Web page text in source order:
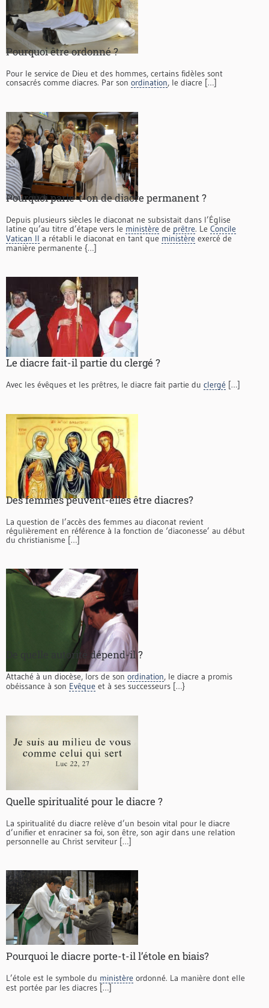
Pourquoi être ordonné ?
Pour le service de Dieu et des hommes, certains fidèles sont
consacrés comme diacres. Par son ordination, le diacre […]
Pourquoi parle-t-on de diacre permanent ?
Depuis plusieurs siècles le diaconat ne subsistait dans l’Église
latine qu’au titre d’étape vers le ministère de prêtre. Le Concile
Vatican II a rétabli le diaconat en tant que ministère exercé de
manière permanente {…]
Le diacre fait-il partie du clergé ?
Avec les évêques et les prêtres, le diacre fait partie du clergé […]
Des femmes peuvent-elles être diacres?
La question de l’accès des femmes au diaconat revient
régulièrement en référence à la fonction de ‘diaconesse’ au début
du christianisme […]
De quelle autorité dépend-il ?
Attaché à un diocèse, lors de son ordination, le diacre a promis
obéissance à son Evêque et à ses successeurs […}
Quelle spiritualité pour le diacre ?
La spiritualité du diacre relève d’un besoin vital pour le diacre
d’unifier et enraciner sa foi, son être, son agir dans une relation
personnelle au Christ serviteur […]
Pourquoi le diacre porte-t-il l’étole en biais?
L’étole est le symbole du ministère ordonné. La manière dont elle
est portée par les diacres […]